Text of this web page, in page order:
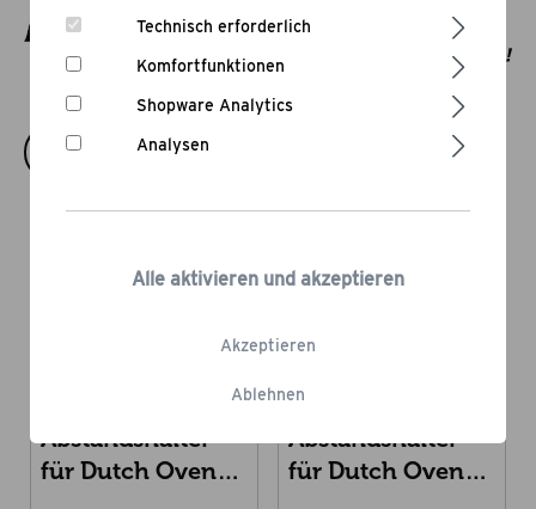
Abstandshalter
für Dutch Oven
Abstandshalter
für Dutch Oven
Technisch erforderlich
Komfortfunktionen
Shopware Analytics
Analysen
Ablehnen
Akzeptieren
Alle aktivieren und akzeptieren